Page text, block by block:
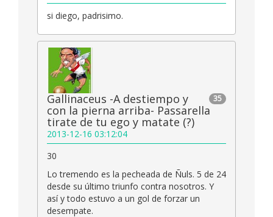
si diego, padrisimo.
35
Gallinaceus -A destiempo y
con la pierna arriba- Passarella
tirate de tu ego y matate (?)
2013-12-16 03:12:04
30
Lo tremendo es la pecheada de Ñuls. 5 de 24
desde su último triunfo contra nosotros. Y
así y todo estuvo a un gol de forzar un
desempate.